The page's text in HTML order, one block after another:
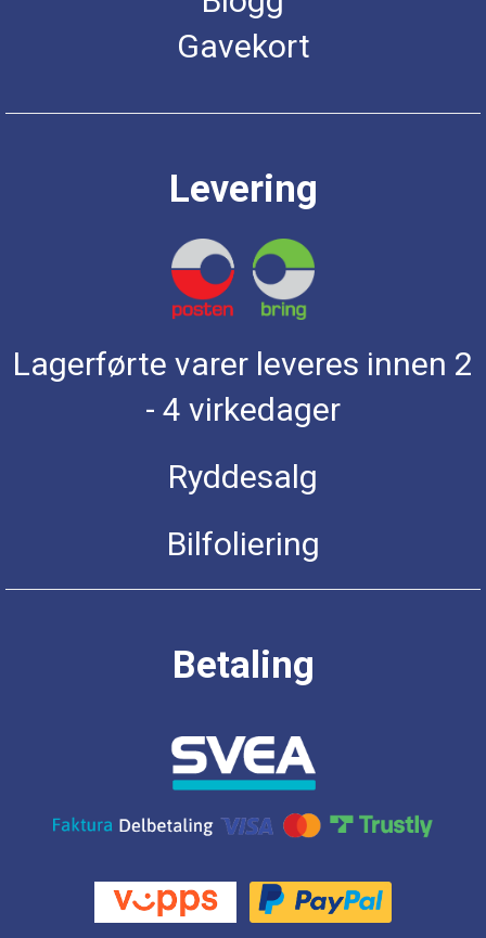
Gavekort
Levering
Lagerførte varer leveres innen 2
- 4 virkedager
Ryddesalg
Bilfoliering
Betaling